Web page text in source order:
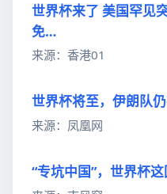
世界杯来了 美国罕见
免…
来源：香港01
世界杯将至，伊朗队
来源：凤凰网
“专坑中国”，世界杯这